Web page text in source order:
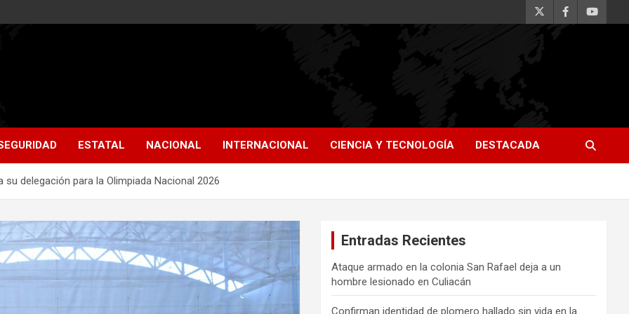
ESTATAL NACIONAL INTERNACIONAL CIENCIA Y TECNOLOGÍA DESTACADA
delegación para la Olimpiada Nacional 2026
Entradas Recientes
Ataque armado en la colonia San Rafael deja a un
hombre lesionado en Culiacán
Confirman identidad de plomero hallado sin vida en la